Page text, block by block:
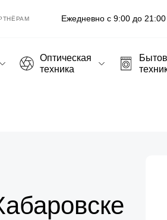
Ежедневно с 9:00 до 21:00
Оптическая
техника